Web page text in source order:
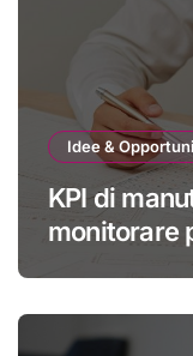
Idee &
KPI di
monitorare